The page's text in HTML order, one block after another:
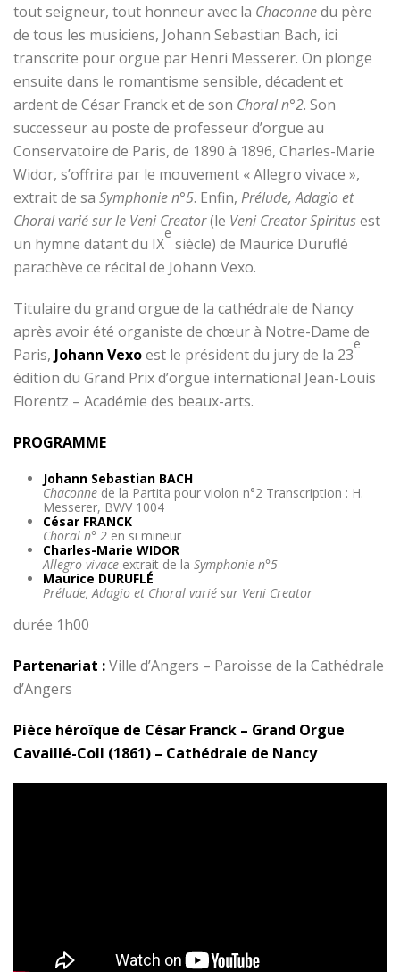
tout seigneur, tout honneur avec la Chaconnedu père
de tous les musiciens, Johann Sebastian Bach, ici
transcrite pour orgue par Henri Messerer. On plonge
ensuite dans le romantisme sensible, décadent et
ardent de César Franck et de son Choral n°2. Son
successeur au poste de professeur d’orgue au
Conservatoire de Paris, de 1890 à 1896, Charles-Marie
Widor, s’offrira par le mouvement « Allegro vivace »,
extrait de sa Symphonie n°5. Enfin, Prélude, Adagio et
Choral varié sur le Veni Creator(le Veni Creator Spiritusest
un hymne datant du IX
e
siècle) de Maurice Duruflé
parachève ce récital de Johann Vexo.
Titulaire du grand orgue de la cathédrale de Nancy
après avoir été organiste de chœur à Notre-Dame de
Paris, Johann Vexoest le président du jury de la 23
e
édition du Grand Prix d’orgue international Jean-Louis
Florentz – Académie des beaux-arts.
PROGRAMME
Johann Sebastian BACH
Chaconnede la Partita pour violon n°2 Transcription : H.
Messerer, BWV 1004
César FRANCK
Choral n° 2en si mineur
Charles-Marie WIDOR
Allegro vivaceextrait de la Symphonie n°5
Maurice DURUFLÉ
Prélude, Adagio et Choral varié sur Veni Creator
durée 1h00
Partenariat :Ville d’Angers – Paroisse de la Cathédrale
d’Angers
Pièce héroïque de César Franck – Grand Orgue
Cavaillé-Coll (1861) – Cathédrale de Nancy